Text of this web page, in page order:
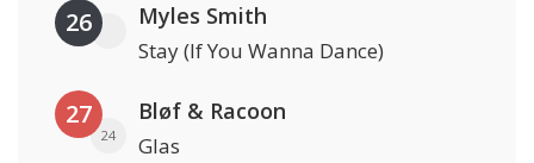
26 Myles Smith
Stay (If You Wanna Dance)
27
24
Bløf & Racoon
Glas